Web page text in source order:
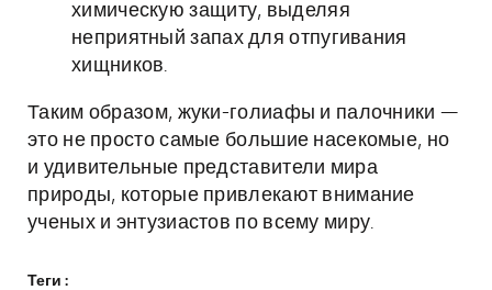
химическую защиту, выделяя
неприятный запах для отпугивания
хищников.
Таким образом, жуки-голиафы и палочники —
это не просто самые большие насекомые, но
и удивительные представители мира
природы, которые привлекают внимание
ученых и энтузиастов по всему миру.
Теги :